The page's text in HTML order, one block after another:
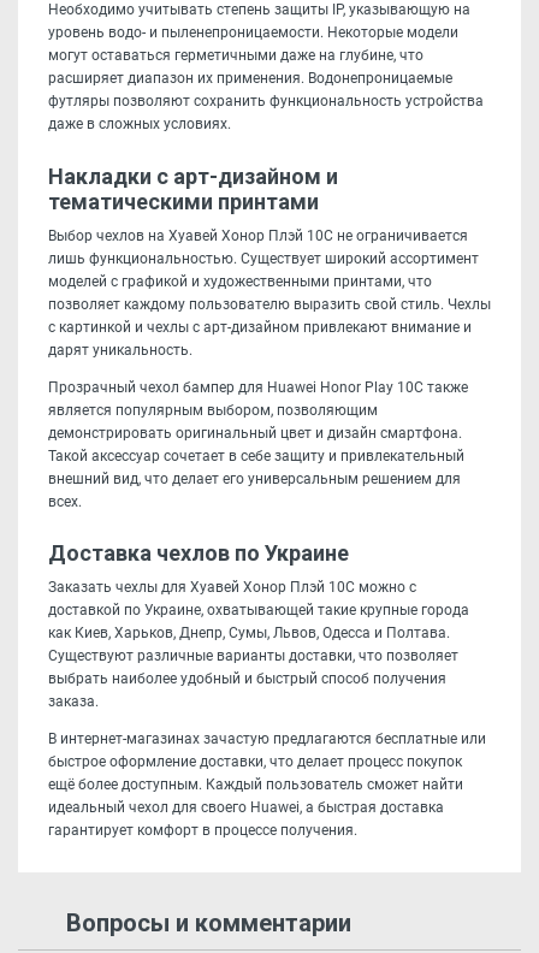
Необходимо учитывать степень защиты IP, указывающую на
уровень водо- и пыленепроницаемости. Некоторые модели
могут оставаться герметичными даже на глубине, что
расширяет диапазон их применения. Водонепроницаемые
футляры позволяют сохранить функциональность устройства
даже в сложных условиях.
Накладки с арт-дизайном и
тематическими принтами
Выбор чехлов на Хуавей Хонор Плэй 10С не ограничивается
лишь функциональностью. Существует широкий ассортимент
моделей с графикой и художественными принтами, что
позволяет каждому пользователю выразить свой стиль. Чехлы
с картинкой и чехлы с арт-дизайном привлекают внимание и
дарят уникальность.
Прозрачный чехол бампер для Huawei Honor Play 10C также
является популярным выбором, позволяющим
демонстрировать оригинальный цвет и дизайн смартфона.
Такой аксессуар сочетает в себе защиту и привлекательный
внешний вид, что делает его универсальным решением для
всех.
Доставка чехлов по Украине
Заказать чехлы для Хуавей Хонор Плэй 10С можно с
доставкой по Украине, охватывающей такие крупные города
как Киев, Харьков, Днепр, Сумы, Львов, Одесса и Полтава.
Существуют различные варианты доставки, что позволяет
выбрать наиболее удобный и быстрый способ получения
заказа.
В интернет-магазинах зачастую предлагаются бесплатные или
быстрое оформление доставки, что делает процесс покупок
ещё более доступным. Каждый пользователь сможет найти
идеальный чехол для своего Huawei, а быстрая доставка
гарантирует комфорт в процессе получения.
Вопросы и комментарии